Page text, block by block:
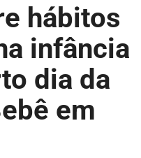
hábitos
infância
dia da
em